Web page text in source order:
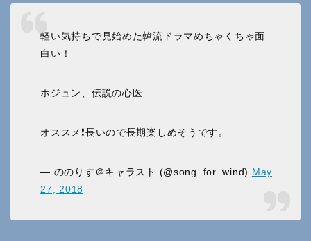
軽い気持ちで見始めた韓流ドラマめちゃくちゃ面
白い！
ホジュン、伝説の心医
オススメ❗長いので長期楽しめそうです。
— ののりす＠キャラスト (@song_for_wind) May
27, 2018